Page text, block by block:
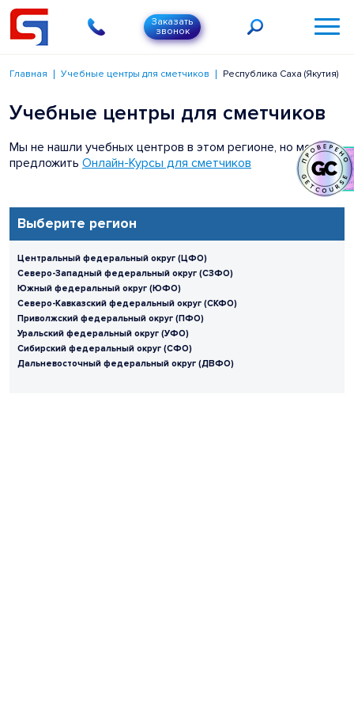
Заказать
звонок
Главная Учебные центры для сметчиков Республика Саха (Якутия)
Выберите регион
Центральный федеральный округ (ЦФО)
Северо-Западный федеральный округ (СЗФО)
Южный федеральный округ (ЮФО)
Северо-Кавказский федеральный округ (СКФО)
Приволжский федеральный округ (ПФО)
Уральский федеральный округ (УФО)
Сибирский федеральный округ (СФО)
Дальневосточный федеральный округ (ДВФО)
Учебные центры для сметчиков
Мы не нашли учебных центров в этом регионе, но можем
предложить Онлайн-Курсы для сметчиков